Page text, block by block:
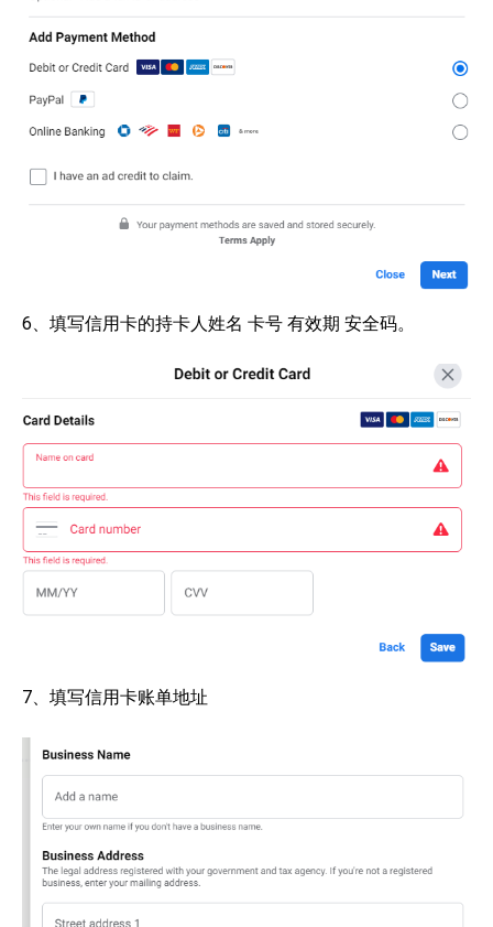
6、填写信用卡的持卡人姓名 卡号 有效期 安全码。
7、填写信用卡账单地址